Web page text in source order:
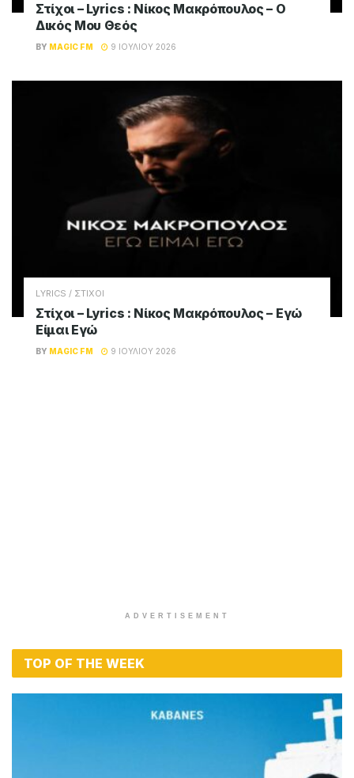
Στίχοι – Lyrics : Νίκος Μακρόπουλος – Ο
Δικός Μου Θεός
BY MAGIC FM 9 ΙΟΥΛΊΟΥ 2026
LYRICS / ΣΤΙΧΟΙ
Στίχοι – Lyrics : Νίκος Μακρόπουλος – Εγώ
Είμαι Εγώ
BY MAGIC FM 9 ΙΟΥΛΊΟΥ 2026
ADVERTISEMENT
TOP OF THE WEEK